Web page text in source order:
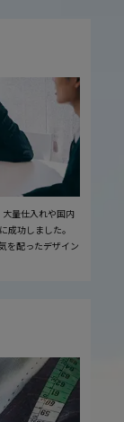
量仕入れや国内
成功しました。
を配ったデザイン